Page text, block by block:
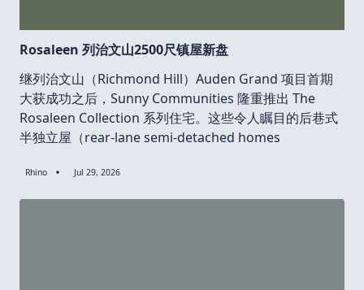
Rosaleen 列治文山2500尺镇屋新盘
继列治文山（Richmond Hill）Auden Grand 项目首期
大获成功之后，Sunny Communities 隆重推出 The
Rosaleen Collection 系列住宅。这些令人瞩目的后巷式
半独立屋（rear-lane semi-detached homes
Rhino Jul 29, 2026